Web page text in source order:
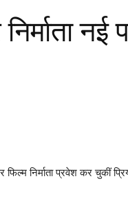
निर्माता प्रवेश कर चुकीं